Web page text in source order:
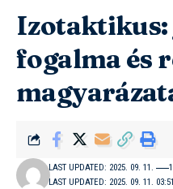
Izotaktikus:
fogalma és
LAST UPDATED: 2025. 09. 11. 03:51
LAST UPDATED: 2025. 09. 11.